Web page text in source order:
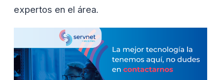
expertos en el área.